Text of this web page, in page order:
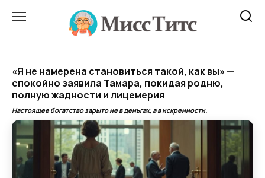
«Я не намерена становиться такой, как вы» —
спокойно заявила Тамара, покидая родню,
полную жадности и лицемерия
Настоящее богатство зарыто не в деньгах, а в искренности.